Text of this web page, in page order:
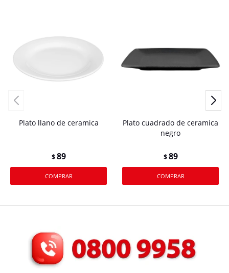
Plato llano de ceramica
$89
Plato cuadrado de ceramica
negro
$89